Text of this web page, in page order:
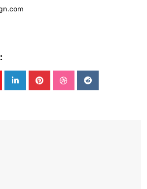
LinkedInPinterestStumbleUpon
Reddit